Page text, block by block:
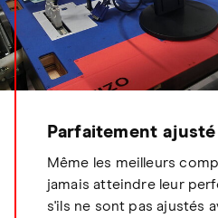
Parfaitement ajusté
Même les meilleurs
jamais atteindre leur
s'ils ne sont pas ajustés